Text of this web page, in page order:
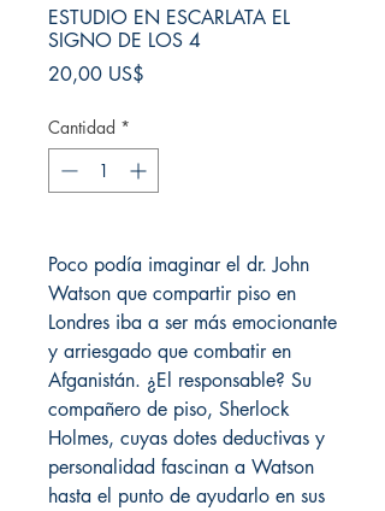
ESTUDIO EN ESCARLATA EL
SIGNO DE LOS 4
20,00 US$
Cantidad *
Poco podía imaginar el dr. John
Watson que compartir piso en
Londres iba a ser más emocionante
y arriesgado que combatir en
Afganistán. ¿El responsable? Su
compañero de piso, Sherlock
Holmes, cuyas dotes deductivas y
personalidad fascinan a Watson
hasta el punto de ayudarlo en sus